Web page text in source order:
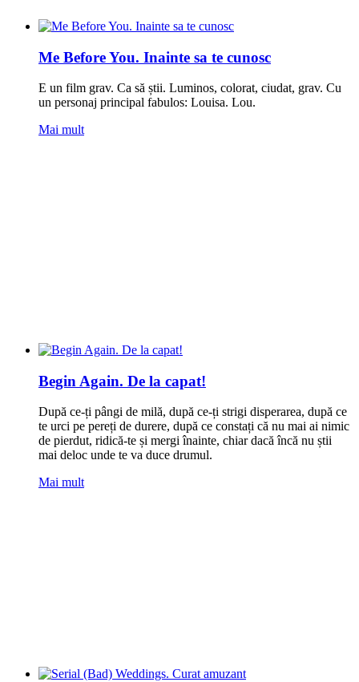
Me Before You. Inainte sa te cunosc
E un film grav. Ca să știi. Luminos, colorat, ciudat, grav. Cu
un personaj principal fabulos: Louisa. Lou.
Mai mult
Begin Again. De la capat!
După ce-ți pângi de milă, după ce-ți strigi disperarea, după ce
te urci pe pereți de durere, după ce constați că nu mai ai nimic
de pierdut, ridică-te și mergi înainte, chiar dacă încă nu știi
mai deloc unde te va duce drumul.
Mai mult